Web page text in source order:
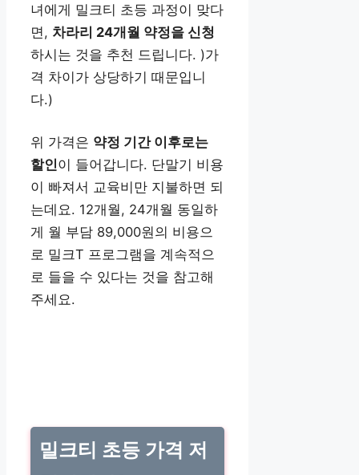
녀에게 밀크티 초등 과정이 맞다
면, 차라리 24개월 약정을 신청
하시는 것을 추천 드립니다. )가
격 차이가 상당하기 때문입니
다.)
위 가격은 약정 기간 이후로는
할인이 들어갑니다. 단말기 비용
이 빠져서 교육비만 지불하면 되
는데요. 12개월, 24개월 동일하
게 월 부담 89,000원의 비용으
로 밀크T 프로그램을 계속적으
로 들을 수 있다는 것을 참고해
주세요.
밀크티 초등 가격 저